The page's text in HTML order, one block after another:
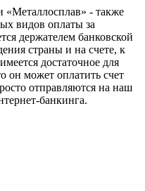
«Металлосплав» - также
видов оплаты за
держателем банковской
страны и на счете, к
достаточное для
он может оплатить счет
отправляются на наш
банкинга.